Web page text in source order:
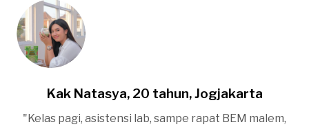
Kak Natasya, 20 tahun, Jogjakarta
"Kelas pagi, asistensi lab, sampe rapat BEM malem,